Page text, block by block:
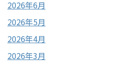
2026年6月
2026年5月
2026年4月
2026年3月